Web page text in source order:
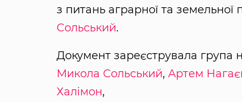
з питань аграрної та земельної
Сольський.
Документ зареєструвала група
Микола Сольський, Артем
Халімон,